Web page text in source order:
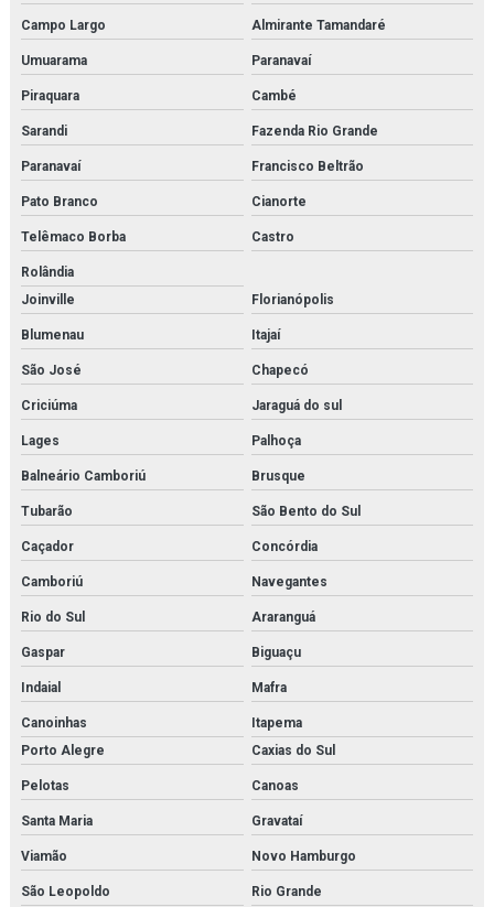
Instalação de reatores de fabricação em rio de janeiro
Instalação de trocador de calor
Instalação de trocadores de calor em rio de janeiro
Isolamento térmico para tubulação de água gelada
Isolamento térmico tubulação água quente
Isolamento térmico em tubulações e equipamentos
Isolamento térmico em tubulações e equipamentos orçamento
Isolamento térmico tubulações industriais
Joystick danfoss
Limpeza química de trocador de calor
Manutenção e aferição em válvulas de segurança
Manutenção e aferição em válvulas de segurança em rj
Manutenção de bomba de condensado
Manutenção de trocador de calor
Membrana de n2
Membrana de nitrogênio
Minibooster
Montagem de estrutura metálica orçamento
Montagem de estrutura metálica em rj
Montagem de estruturas metálicas
Campo Largo Almirante Tamandaré
Umuarama Paranavaí
Piraquara Cambé
Sarandi Fazenda Rio Grande
Paranavaí Francisco Beltrão
Pato Branco Cianorte
Telêmaco Borba Castro
Rolândia
Joinville
Florianópolis
Blumenau Itajaí
São José Chapecó
Criciúma Jaraguá do sul
Lages Palhoça
Balneário Camboriú Brusque
Tubarão São Bento do Sul
Caçador Concórdia
Camboriú Navegantes
Rio do Sul Araranguá
Gaspar Biguaçu
Indaial Mafra
Canoinhas
Itapema
Porto Alegre
Caxias do Sul
Pelotas Canoas
Santa Maria Gravataí
Viamão Novo Hamburgo
São Leopoldo Rio Grande